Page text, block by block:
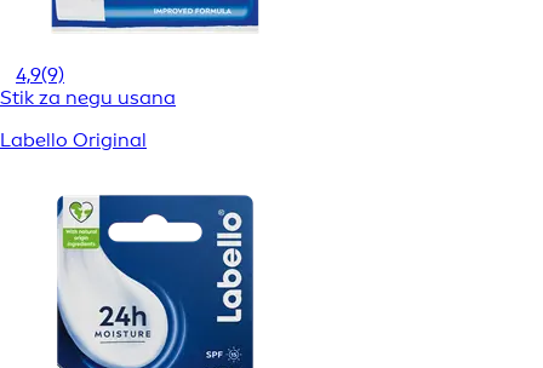
4,9(9)
Stik za negu usana
Labello Original